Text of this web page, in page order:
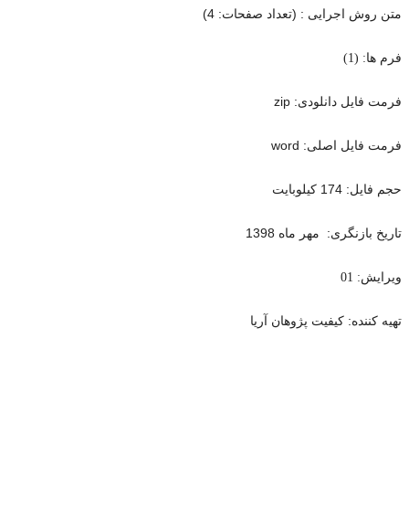
متن روش اجرایی : (تعداد صفحات: 4)
فرم ها: (1)
فرمت فایل دانلودی: zip
فرمت فایل اصلی: word
حجم فایل: 174 کیلوبایت
تاریخ بازنگری: مهر ماه 1398
ویرایش: 01
تهیه کننده: کیفیت پژوهان آریا